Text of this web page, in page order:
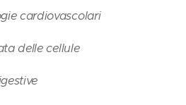
cardiovascolari
delle cellule